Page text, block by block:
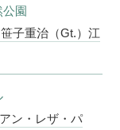
園
子重治（Gt.）江
ン・レザ・パ